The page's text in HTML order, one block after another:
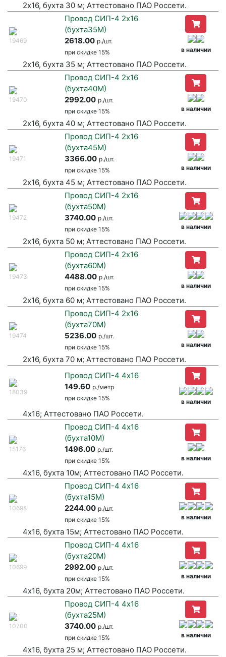
2х16, бухта 30 м; Аттестовано ПАО Россети.
19469
Провод СИП-4 2х16
(бухта35М)
2618.00 р./шт.
при скидке 15% в наличии
2х16, бухта 35 м; Аттестовано ПАО Россети.
19470
Провод СИП-4 2х16
(бухта40М)
2992.00 р./шт.
при скидке 15% в наличии
2х16, бухта 40 м; Аттестовано ПАО Россети.
19471
Провод СИП-4 2х16
(бухта45М)
3366.00 р./шт.
при скидке 15% в наличии
2х16, бухта 45 м; Аттестовано ПАО Россети.
19472
Провод СИП-4 2х16
(бухта50М)
3740.00 р./шт.
при скидке 15% в наличии
2х16, бухта 50 м; Аттестовано ПАО Россети.
19473
Провод СИП-4 2х16
(бухта60М)
4488.00 р./шт.
при скидке 15% в наличии
2х16, бухта 60 м; Аттестовано ПАО Россети.
19474
Провод СИП-4 2х16
(бухта70М)
5236.00 р./шт.
при скидке 15% в наличии
2х16, бухта 70 м; Аттестовано ПАО Россети.
18039
Провод СИП-4 4х16
149.60 р./метр
при скидке 15% в наличии
4х16; Аттестовано ПАО Россети.
15176
Провод СИП-4 4х16
(бухта10М)
1496.00 р./шт.
при скидке 15% в наличии
4х16, бухта 10м; Аттестовано ПАО Россети.
10698
Провод СИП-4 4х16
(бухта15М)
2244.00 р./шт.
при скидке 15% в наличии
4х16, бухта 15м; Аттестовано ПАО Россети.
10699
Провод СИП-4 4х16
(бухта20М)
2992.00 р./шт.
при скидке 15% в наличии
4х16, бухта 20м; Аттестовано ПАО Россети.
10700
Провод СИП-4 4х16
(бухта25М)
3740.00 р./шт.
при скидке 15% в наличии
4х16, бухта 25 м; Аттестовано ПАО Россети.